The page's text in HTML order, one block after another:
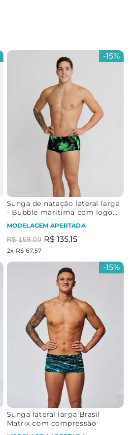
-15%
Sunga de natação lateral larga
- Bubble marítima com logo
Brasil
MODELAGEM APERTADA
R$ 159,00 R$ 135,15
2x R$ 67,57
-15%
Sunga lateral larga Brasil
Matrix com compressão